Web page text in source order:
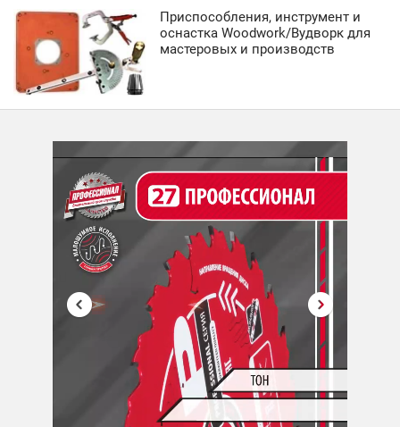
Приспособления, инструмент и
оснастка Woodwork/Вудворк для
мастеровых и производств